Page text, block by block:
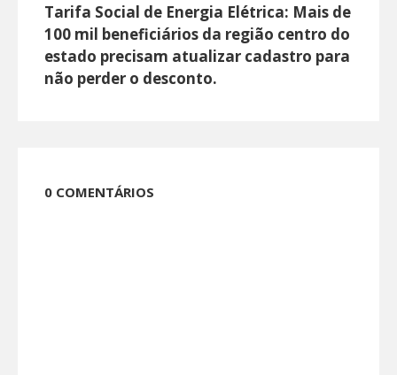
Tarifa Social de Energia Elétrica: Mais de
100 mil beneficiários da região centro do
estado precisam atualizar cadastro para
não perder o desconto.
0 COMENTÁRIOS